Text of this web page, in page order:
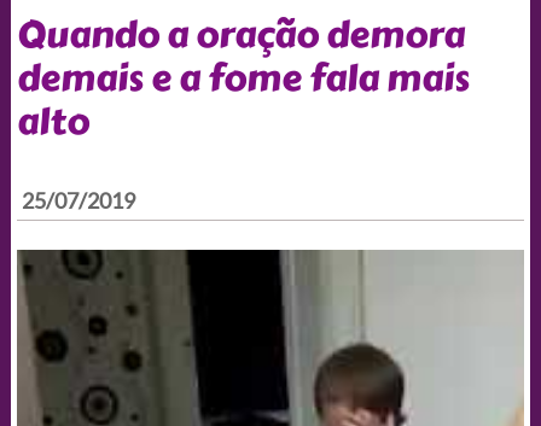
Quando a oração demora
demais e a fome fala mais
alto
25/07/2019